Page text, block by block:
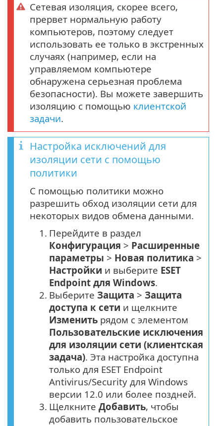
Сетевая изоляция, скорее всего,
прервет нормальную работу
компьютеров, поэтому следует
использовать ее только в экстренных
случаях (например, если на
управляемом компьютере
обнаружена серьезная проблема
безопасности). Вы можете завершить
изоляцию с помощью клиентской
задачи.
Настройка исключений для
изоляции сети с помощью
политики
С помощью политики можно
разрешить обход изоляции сети для
некоторых видов обмена данными.
1. Перейдите в раздел
Конфигурация > Расширенные
параметры > Новая политика >
Настройки и выберите ESET
Endpoint для Windows.
2. Выберите Защита > Защита
доступа к сети и щелкните
Изменить рядом с элементом
Пользовательские исключения
для изоляции сети (клиентская
задача). Эта настройка доступна
только для ESET Endpoint
Antivirus/Security для Windows
версии 12.0 или более поздней.
3. Щелкните Добавить, чтобы
добавить пользовательское